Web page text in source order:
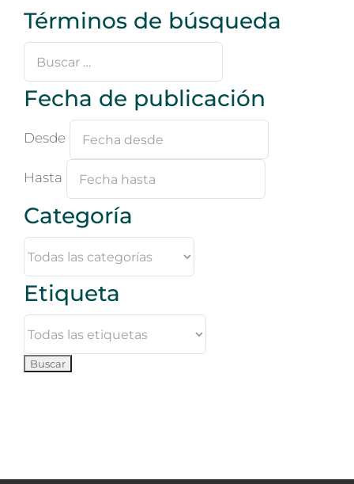
Términos de búsqueda
Buscar
Fecha de publicación
Desde
Hasta
Categoría
Etiqueta